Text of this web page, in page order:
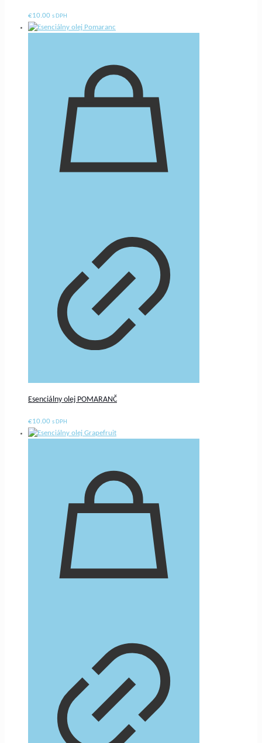
€10.00 s DPH
Esenciálny olej POMARANČ
€10.00 s DPH